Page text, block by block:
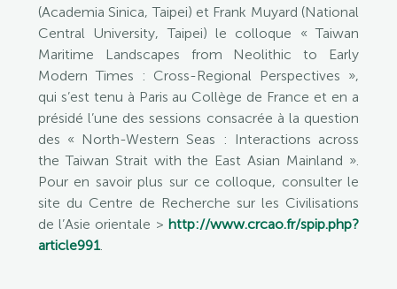
(Academia Sinica, Taipei) et Frank Muyard (National
Central University, Taipei) le colloque « Taiwan
Maritime Landscapes from Neolithic to Early
Modern Times : Cross-Regional Perspectives »,
qui s’est tenu à Paris au Collège de France et en a
présidé l’une des sessions consacrée à la question
des « North-Western Seas : Interactions across
the Taiwan Strait with the East Asian Mainland ».
Pour en savoir plus sur ce colloque, consulter le
site du Centre de Recherche sur les Civilisations
de l’Asie orientale >http://www.crcao.fr/spip.php?
article991.